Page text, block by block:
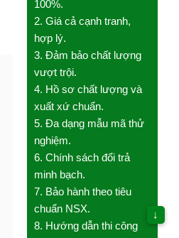
100%.
2. Giá cả cạnh tranh,
hợp lý.
3. Đảm bảo chất lượng
vượt trội.
4. Hồ sơ chất lượng và
xuất xứ chuẩn.
5. Đa dạng mẫu mã thử
nghiệm.
6. Chính sách đổi trả
minh bạch.
7. Bảo hành theo tiêu
chuẩn NSX.
8. Hướng dẫn thi công
↓